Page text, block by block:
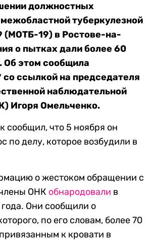
должностных
туберкулезной
(МОТБ-19) в Ростове-на-
о пытках дали более 60
этом сообщила
ссылкой на председателя
наблюдательной
Игоря Омельченко.
сообщил, что 5 ноября он
по делу, которое возбудили в
о жестоком обращении с
ОНК обнародовали в
Они сообщили о
по его словам, более 70
к кровати в